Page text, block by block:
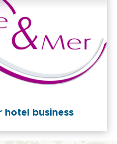
hotel business